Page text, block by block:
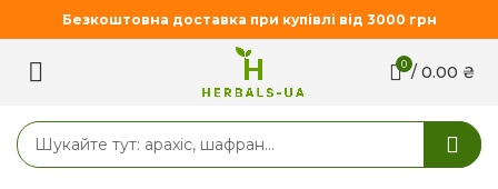
0 / 0.00 ₴
Безкоштовна доставка при купівлі від 3000 грн